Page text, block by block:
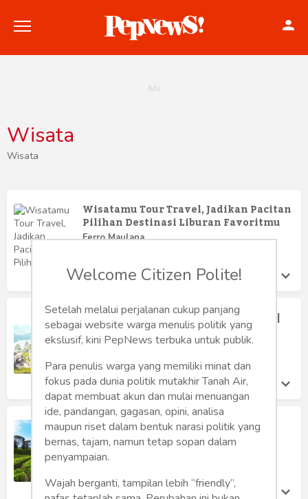
Politik
Hankam
Internasional
Humaniora
Sketsa
Tekno
Gaya
Wisata
Wanita
Wisata
Wisata
Wisatamu Tour Travel, Jadikan Pacitan
Pilihan Destinasi Liburan Favoritmu
Ferro Maulana
Menginap di Taman Simalem Resort |
Pengalaman Liburan Mewah di Atas
Danau Toba
Kamis 6 Nov, 2025
Serunya Wisata ke Kebun Teh
Sidamanik | Hamparan Hijau yang
Memukau di Sumatera Utara
Khairuni Amri
Kamis 6 Nov, 2025
Welcome Citizen Polite!
Setelah melalui perjalanan cukup panjang
sebagai website warga menulis politik yang
ekslusif, kini PepNews terbuka untuk publik.
Para penulis warga yang memiliki minat dan
fokus pada dunia politik mutakhir Tanah Air,
dapat membuat akun dan mulai menuangan
ide, pandangan, gagasan, opini, analisa
maupun riset dalam bentuk narasi politik yang
bernas, tajam, namun tetap sopan dalam
penyampaian.
Wajah berganti, tampilan lebih “friendly”,